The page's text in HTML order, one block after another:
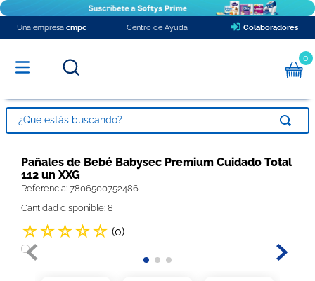
Una empresa cmpc Centro de Ayuda Colaboradores
0
¿Qué estás buscando?
Pañales de Bebé Babysec Premium Cuidado Total
112 un XXG
Referencia: 7806500752486
Cantidad disponible: 8
☆☆☆☆☆ (0)
TÉRMINOS MÁS BUSCADOS
1.
pañales
papel higienico
3.
babysec xxxg
4.